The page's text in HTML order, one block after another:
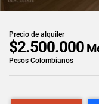
Precio de alquiler
$2.500.000
Pesos Colombianos